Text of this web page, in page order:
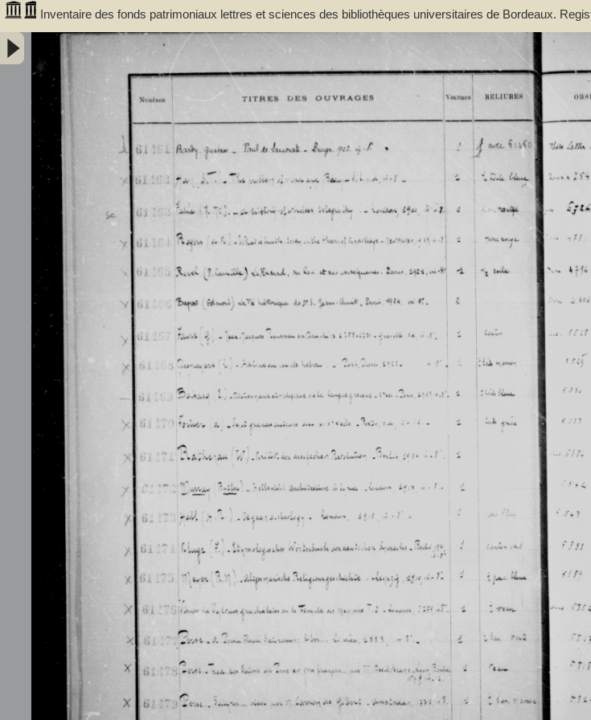
Inventaire des fonds patrimoniaux lettres et sciences des bibliothèques universitaires de Bordeaux.
61461 à FR 62480 - Université de Bordeaux (1441-1970)